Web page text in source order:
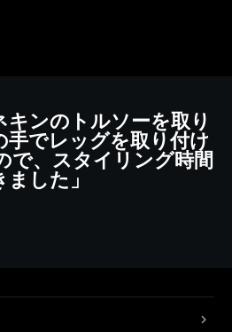
キンのトルソーを取り
手でレッグを取り付け
で、スタイリング時間
した」